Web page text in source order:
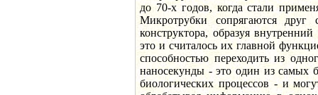
до 70-х годов, когда стали
Микротрубки сопрягаются
конструктора, образуя
это и считалось их главной
способностью переходить из
наносекунды - это один из самых
биологических процессов - и